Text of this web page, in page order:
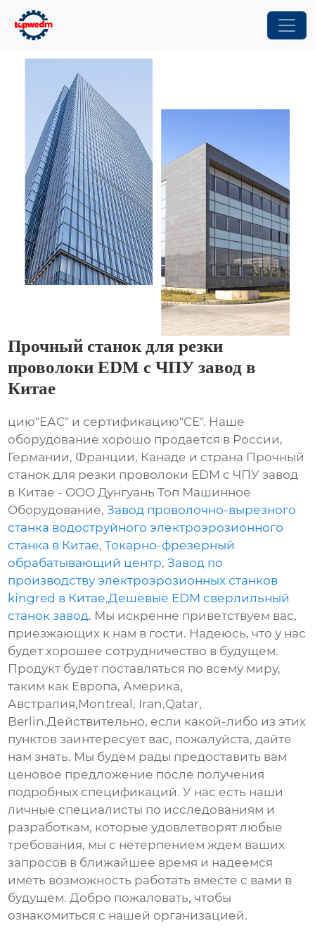
Прочный станок для резки
проволоки EDM с ЧПУ завод в
Китае
цию"ЕАС" и сертификацию"СЕ". Наше
оборудование хорошо продается в России,
Германии, Франции, Канаде и страна Прочный
станок для резки проволоки EDM с ЧПУ завод
в Китае - ООО Дунгуань Топ Машинное
Оборудование,Завод проволочно-вырезного
станка водоструйного электроэрозионного
станка в Китае,Токарно-фрезерный
обрабатывающий центр,Завод по
производству электроэрозионных станков
kingred в Китае,Дешевые EDM сверлильный
станок завод. Мы искренне приветствуем вас,
приезжающих к нам в гости. Надеюсь, что у нас
будет хорошее сотрудничество в будущем.
Продукт будет поставляться по всему миру,
таким как Европа, Америка,
Австралия,Montreal, Iran,Qatar,
Berlin.Действительно, если какой-либо из этих
пунктов заинтересует вас, пожалуйста, дайте
нам знать. Мы будем рады предоставить вам
ценовое предложение после получения
подробных спецификаций. У нас есть наши
личные специалисты по исследованиям и
разработкам, которые удовлетворят любые
требования, мы с нетерпением ждем ваших
запросов в ближайшее время и надеемся
иметь возможность работать вместе с вами в
будущем. Добро пожаловать, чтобы
ознакомиться с нашей организацией.